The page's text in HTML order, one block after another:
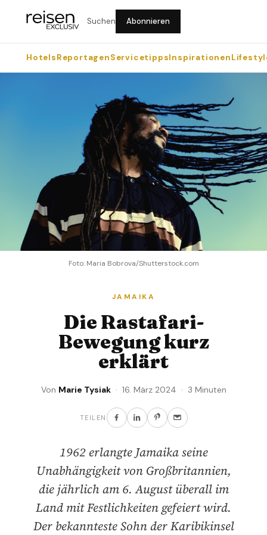
Suchen Abonnieren
HotelsReportagenServicetippsInspirationen
Foto: Maria Bobrova/Shutterstock.com
JAMAIKA
Die Rastafari-
Bewegung kurz
erklärt
Von Marie Tysiak· 16. März 2024 · 3 Minuten
TEILEN
1962 erlangte Jamaika seine
Unabhängigkeit von Großbritannien,
die jährlich am 6. August überall im
Land mit Festlichkeiten gefeiert wird.
Der bekannteste Sohn der Karibikinsel